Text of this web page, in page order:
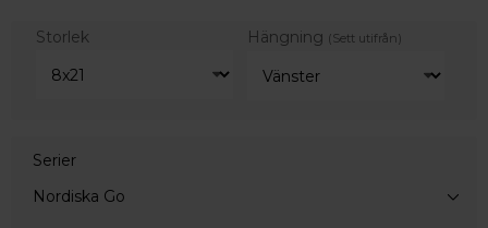
Storlek Hängning (Sett utifrån)
Serier
Nordiska Go